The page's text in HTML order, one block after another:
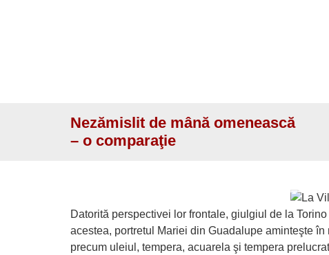
Nezămislit de mână omenească
– o comparaţie
Datorită perspectivei lor frontale, giulgiul de la
acestea, portretul Mariei din Guadalupe aminteşte
precum uleiul, tempera, acuarela şi tempera